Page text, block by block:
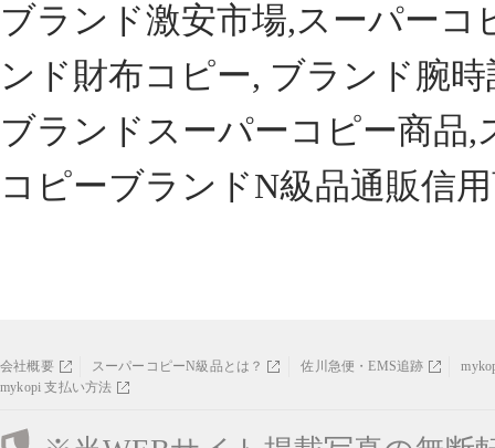
ブランド激安市場,スーパー
ンド財布コピー, ブランド腕
ブランドスーパーコピー商品
コピーブランドN級品通販信
会社概要 スーパーコピーN級品とは？ 佐川急便・EMS追跡
mykopi 支払い方法